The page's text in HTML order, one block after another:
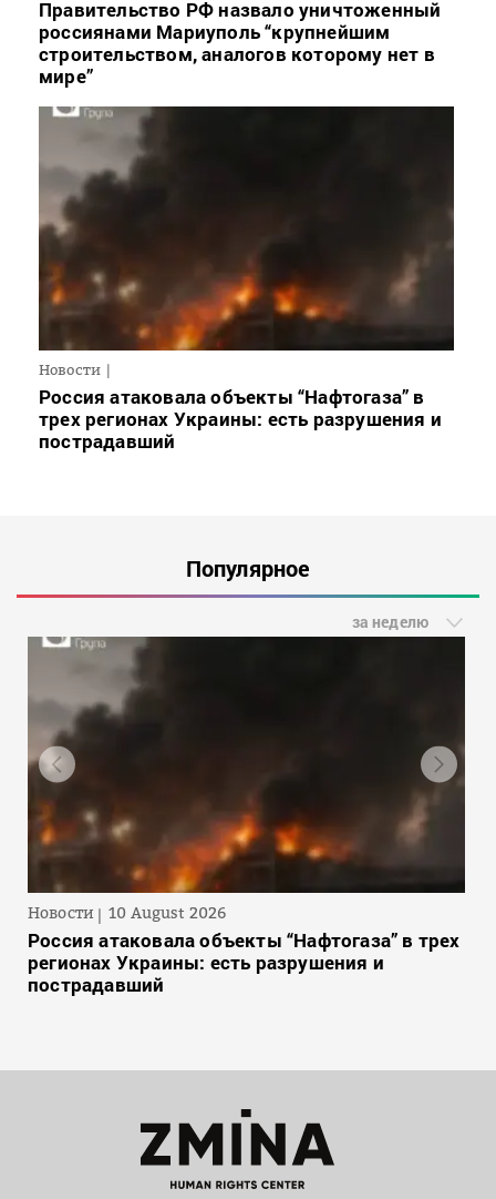
Правительство РФ назвало уничтоженный
россиянами Мариуполь “крупнейшим
строительством, аналогов которому нет в
мире”
Новости
Россия атаковала объекты “Нафтогаза” в
трех регионах Украины: есть разрушения и
пострадавший
Популярное
за неделю
Новости 10 August 2026
Россия атаковала объекты “Нафтогаза” в трех
регионах Украины: есть разрушения и
пострадавший